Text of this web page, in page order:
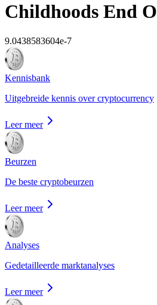
Childhoods End O
9.0438583604e-7
Kennisbank
Uitgebreide kennis over cryptocurrency
Leer meer
Beurzen
De beste cryptobeurzen
Leer meer
Analyses
Gedetailleerde marktanalyses
Leer meer